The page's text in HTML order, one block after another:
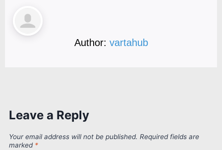
Author: vartahub
Leave a Reply
Your email address will not be published. Required fields are
marked *